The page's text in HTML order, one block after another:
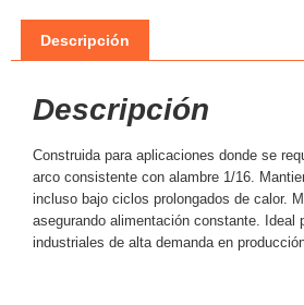
Descripción
Descripción
Construida para aplicaciones donde se
arco consistente con alambre 1/16.
incluso bajo ciclos prolongados de calor.
asegurando alimentación constante. Ideal
industriales de alta demanda en